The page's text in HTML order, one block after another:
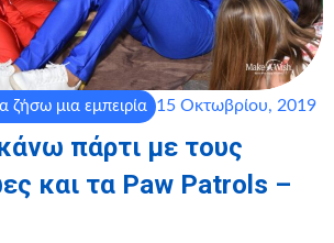
ζήσω μια εμπειρία 15 Οκτωβρίου, 2019
πάρτι με τους
και τα Paw Patrols –